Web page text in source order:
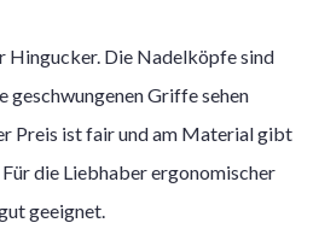
Hingucker. Die Nadelköpfe sind
geschwungenen Griffe sehen
Preis ist fair und am Material gibt
die Liebhaber ergonomischer
geeignet.